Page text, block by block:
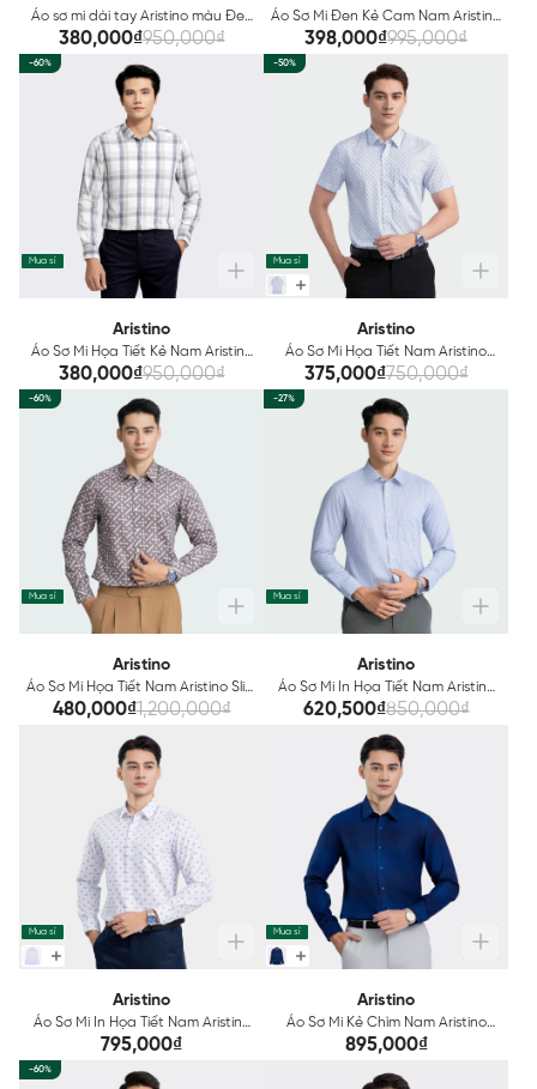
Áo sơ mi dài tay Aristino màu Đen
kẻ trắng ALS15702
380,000₫950,000₫
Áo Sơ Mi Đen Kẻ Cam Nam Aristino
ALS01903
398,000₫995,000₫
-60%
Mua sỉ
Aristino
Áo Sơ Mi Họa Tiết Kẻ Nam Aristino
ALS18402
380,000₫950,000₫
-50%
Mua sỉ
Aristino
Áo Sơ Mi Họa Tiết Nam Aristino
ASS190S3
375,000₫750,000₫
-60%
Mua sỉ
Aristino
Áo Sơ Mi Họa Tiết Nam Aristino Slim
Fit ALSM0403
480,000₫1,200,000₫
-27%
Mua sỉ
Aristino
Áo Sơ Mi In Họa Tiết Nam Aristino
ALS22803
620,500₫850,000₫
Mua sỉ
Aristino
Áo Sơ Mi In Họa Tiết Nam Aristino
ALS23203
795,000₫
Mua sỉ
Aristino
Áo Sơ Mi Kẻ Chìm Nam Aristino
ALS00303
895,000₫
-60%